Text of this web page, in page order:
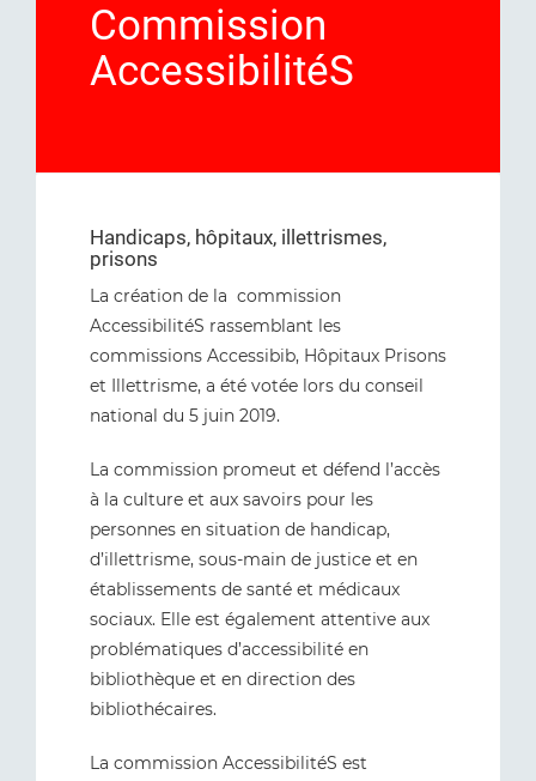
Commission
AccessibilitéS
Handicaps, hôpitaux, illettrismes,
prisons
La création de la commission
AccessibilitéS rassemblant les
commissions Accessibib, Hôpitaux Prisons
et Illettrisme, a été votée lors du conseil
national du 5 juin 2019.
La commission promeut et défend l’accès
à la culture et aux savoirs pour les
personnes en situation de handicap,
d’illettrisme, sous-main de justice et en
établissements de santé et médicaux
sociaux. Elle est également attentive aux
problématiques d’accessibilité en
bibliothèque et en direction des
bibliothécaires.
La commission AccessibilitéS est